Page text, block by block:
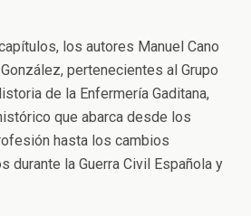
los autores Manuel Cano
pertenecientes al Grupo
de la Enfermería Gaditana,
que abarca desde los
hasta los cambios
durante la Guerra Civil Española y